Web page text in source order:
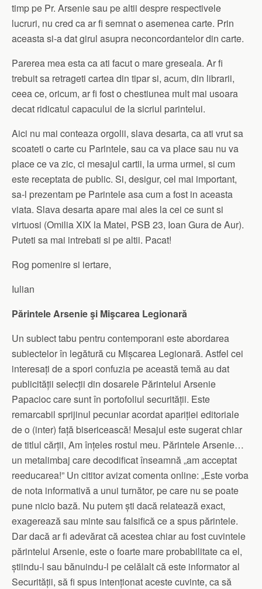
timp pe Pr. Arsenie sau pe altii despre respectivele
lucruri, nu cred ca ar fi semnat o asemenea carte. Prin
aceasta si-a dat girul asupra neconcordantelor din carte.
Parerea mea esta ca ati facut o mare greseala. Ar fi
trebuit sa retrageti cartea din tipar si, acum, din librarii,
ceea ce, oricum, ar fi fost o chestiunea mult mai usoara
decat ridicatul capacului de la sicriul parintelui.
Aici nu mai conteaza orgolii, slava desarta, ca ati vrut sa
scoateti o carte cu Parintele, sau ca va place sau nu va
place ce va zic, ci mesajul cartii, la urma urmei, si cum
este receptata de public. Si, desigur, cel mai important,
sa-l prezentam pe Parintele asa cum a fost in aceasta
viata. Slava desarta apare mai ales la cei ce sunt si
virtuosi (Omilia XIX la Matei, PSB 23, Ioan Gura de Aur).
Puteti sa mai intrebati si pe altii. Pacat!
Rog pomenire si iertare,
Iulian
Părintele Arsenie şi Mişcarea Legionară
Un subiect tabu pentru contemporani este abordarea
subiectelor în legătură cu Mișcarea Legionară. Astfel cei
interesați de a spori confuzia pe această temă au dat
publicității selecții din dosarele Părintelui Arsenie
Papacioc care sunt în portofoliul securității. Este
remarcabil sprijinul pecuniar acordat apariției editoriale
de o (inter) față bisericească! Mesajul este sugerat chiar
de titlul cărții, Am înțeles rostul meu. Părintele Arsenie…
un metalimbaj care decodificat înseamnă „am acceptat
reeducarea!” Un cititor avizat comenta online: „Este vorba
de nota informativă a unui turnător, pe care nu se poate
pune nicio bază. Nu putem ști dacă relatează exact,
exagerează sau minte sau falsifică ce a spus părintele.
Dar dacă ar fi adevărat că acestea chiar au fost cuvintele
părintelui Arsenie, este o foarte mare probabilitate ca el,
știindu-l sau bănuindu-l pe celălalt că este informator al
Securității, să fi spus intenționat aceste cuvinte, ca să